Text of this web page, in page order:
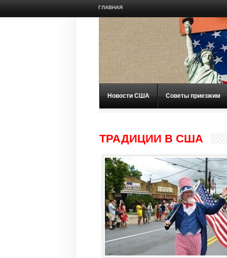
ГЛАВНАЯ
Новости США Советы приезжим
ТРАДИЦИИ В США